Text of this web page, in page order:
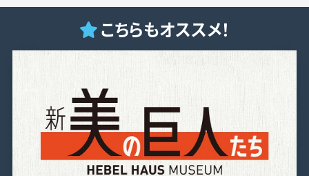
こちらもオススメ！